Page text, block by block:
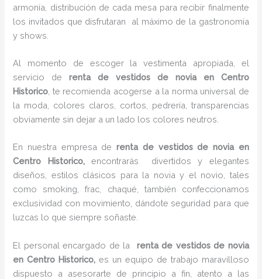
armonía, distribución de cada mesa para recibir finalmente
los invitados que disfrutaran al máximo de la gastronomía
y shows.
Al momento de escoger la vestimenta apropiada, el
servicio derenta de vestidos de novia en Centro
Historico , te recomienda acogerse a la norma universal de
la moda, colores claros, cortos, pedrería, transparencias
obviamente sin dejar a un lado los colores neutros.
En nuestra empresa derenta de vestidos de novia en
Centro Historico, encontrarás
divertidos y elegantes
diseños, estilos clásicos para la novia y el novio, tales
como smoking, frac, chaqué, también confeccionamos
exclusividad con movimiento, dándote seguridad para que
luzcas lo que siempre soñaste.
El personal encargado de la renta de vestidos de novia
en Centro Historico, es un equipo de trabajo maravilloso
dispuesto a asesorarte de principio a fin, atento a las